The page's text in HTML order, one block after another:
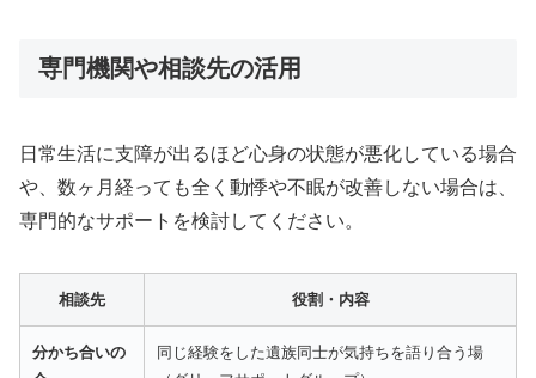
専門機関や相談先の活用
日常生活に支障が出るほど心身の状態が悪化している場合
や、数ヶ月経っても全く動悸や不眠が改善しない場合は、
専門的なサポートを検討してください。
相談先 役割・内容
分かち合いの
同じ経験をした遺族同士が気持ちを語り合う場